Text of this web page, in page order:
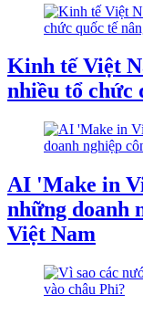
Kinh tế Việt
nhiều tổ chức
AI 'Make in
những doanh
Việt Nam